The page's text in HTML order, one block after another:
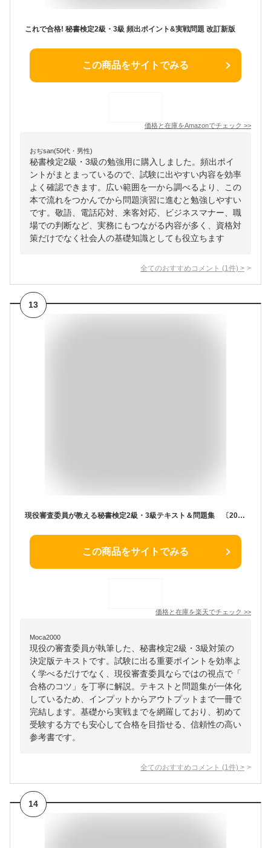
これで合格! 秘書検定2級・3級 頻出ポイント&実戦問題 改訂新版
この商品をサイトでみる
価格と在庫をAmazonでチェック >>
おぢsan(50代・男性)
秘書検定2級・3級の勉強用に購入しました。頻出ポイ
ントがまとまっているので、試験に出やすい内容を効率
よく確認できます。広い範囲を一から調べるより、この
本で流れをつかんでから問題演習に進むと勉強しやすい
です。敬語、電話応対、来客対応、ビジネスマナー、職
場での判断など、実務にもつながる内容が多く、資格対
策だけでなく社会人の基礎知識としても役立ちます
全てのおすすめコメント (1 件) >
13
現役審査委員が教える秘書検定2級・3級テキスト＆問題集 〔2016〕 西村この実/著
この商品をサイトでみる
価格と在庫を楽天でチェック >>
Moca2000
現役の審査委員が執筆した、秘書検定2級・3級対策の
決定版テキストです。試験に出る重要ポイントを効率よ
く学べるだけでなく、現役審査委員ならではの視点で「
合格のコツ」を丁寧に解説。テキストと問題集が一体化
しているため、インプットからアウトプットまで一冊で
完結します。基礎から実戦までを網羅しており、初めて
受験する方でも安心して合格を目指せる、信頼性の高い
参考書です。
全てのおすすめコメント (1 件) >
14